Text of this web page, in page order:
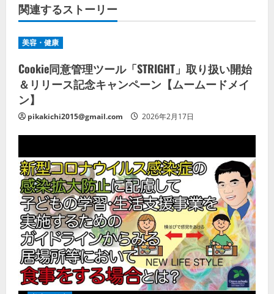
関連するストーリー
美容・健康
Cookie同意管理ツール「STRIGHT」取り扱い開始
＆リリース記念キャンペーン【ムームードメイ
ン】
pikakichi2015@gmail.com 2026年2月17日